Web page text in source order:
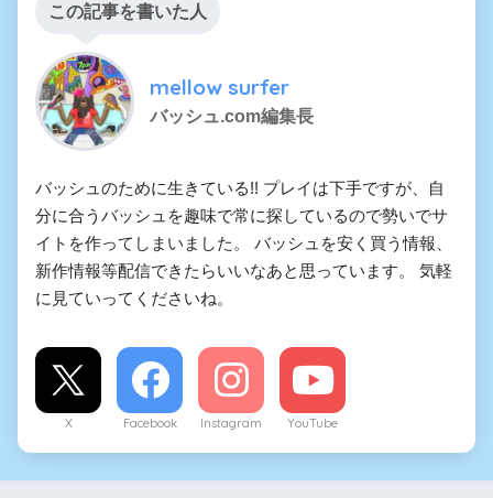
この記事を書いた人
mellow surfer
バッシュ.com編集長
バッシュのために生きている!! プレイは下手ですが、自
分に合うバッシュを趣味で常に探しているので勢いでサ
イトを作ってしまいました。 バッシュを安く買う情報、
新作情報等配信できたらいいなあと思っています。 気軽
に見ていってくださいね。
X Facebook Instagram YouTube